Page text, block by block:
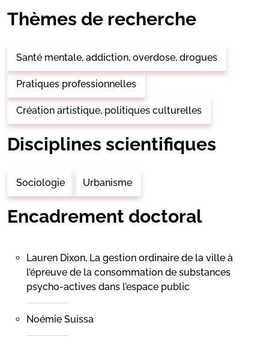
Thèmes de recherche
Santé mentale, addiction, overdose, drogues
Pratiques professionnelles
Création artistique, politiques culturelles
Disciplines scientifiques
Sociologie Urbanisme
Encadrement doctoral
Lauren Dixon, La gestion ordinaire de la ville à
l’épreuve de la consommation de substances
psycho-actives dans l’espace public
Noémie Suissa